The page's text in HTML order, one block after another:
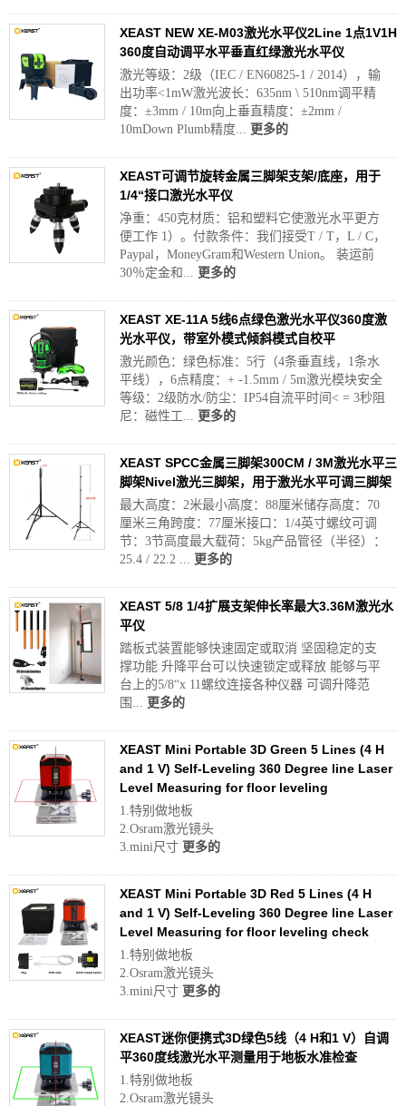
XEAST NEW XE-M03激光水平仪2Line 1点1V1H
3​​60度自动调平水平垂直红绿激光水平仪
激光等级：2级（IEC / EN60825-1 / 2014），输
出功率<1mW激光波长：635nm \ 510nm调平精
度：±3mm / 10m向上垂直精度：±2mm /
10mDown Plumb精度... 更多的
XEAST可调节旋转金属三脚架支架/底座，用于
1/4“接口激光水平仪
净重：450克材质：铝和塑料它使激光水平更方
便工作 1）。付款条件：我们接受T / T，L / C，
Paypal，MoneyGram和Western Union。 装运前
30％定金和... 更多的
XEAST XE-11A 5线6点绿色激光水平仪360度激
光水平仪，带室外模式倾斜模式自校平
激光颜色：绿色标准：5行（4条垂直线，1条水
平线），6点精度：+ -1.5mm / 5m激光模块安全
等级：2级防水/防尘：IP54自流平时间< = 3秒阻
尼：磁性工... 更多的
XEAST SPCC金属三脚架300CM / 3M激光水平三
脚架Nivel激光三脚架，用于激光水平可调三脚架
最大高度：2米最小高度：88厘米储存高度：70
厘米三角跨度：77厘米接口：1/4英寸螺纹可调
节：3节高度最大载荷：5kg产品管径（半径）：
25.4 / 22.2 ... 更多的
XEAST 5/8 1/4扩展支架伸长率最大3.36M激光水
平仪
踏板式装置能够快速固定或取消 坚固稳定的支
撑功能 升降平台可以快速锁定或释放 能够与平
台上的5/8“x 11螺纹连接各种仪器 可调升降范
围... 更多的
XEAST Mini Portable 3D Green 5 Lines (4 H
and 1 V) Self-Leveling 360 Degree line Laser
Level Measuring for floor leveling
1.特别做地板
2.Osram激光镜头
3.mini尺寸 更多的
XEAST Mini Portable 3D Red 5 Lines (4 H
and 1 V) Self-Leveling 360 Degree line Laser
Level Measuring for floor leveling check
1.特别做地板
2.Osram激光镜头
3.mini尺寸 更多的
XEAST迷你便携式3D绿色5线（4 H和1 V）自调
平360度线激光水平测量用于地板水准检查
1.特别做地板
2.Osram激光镜头